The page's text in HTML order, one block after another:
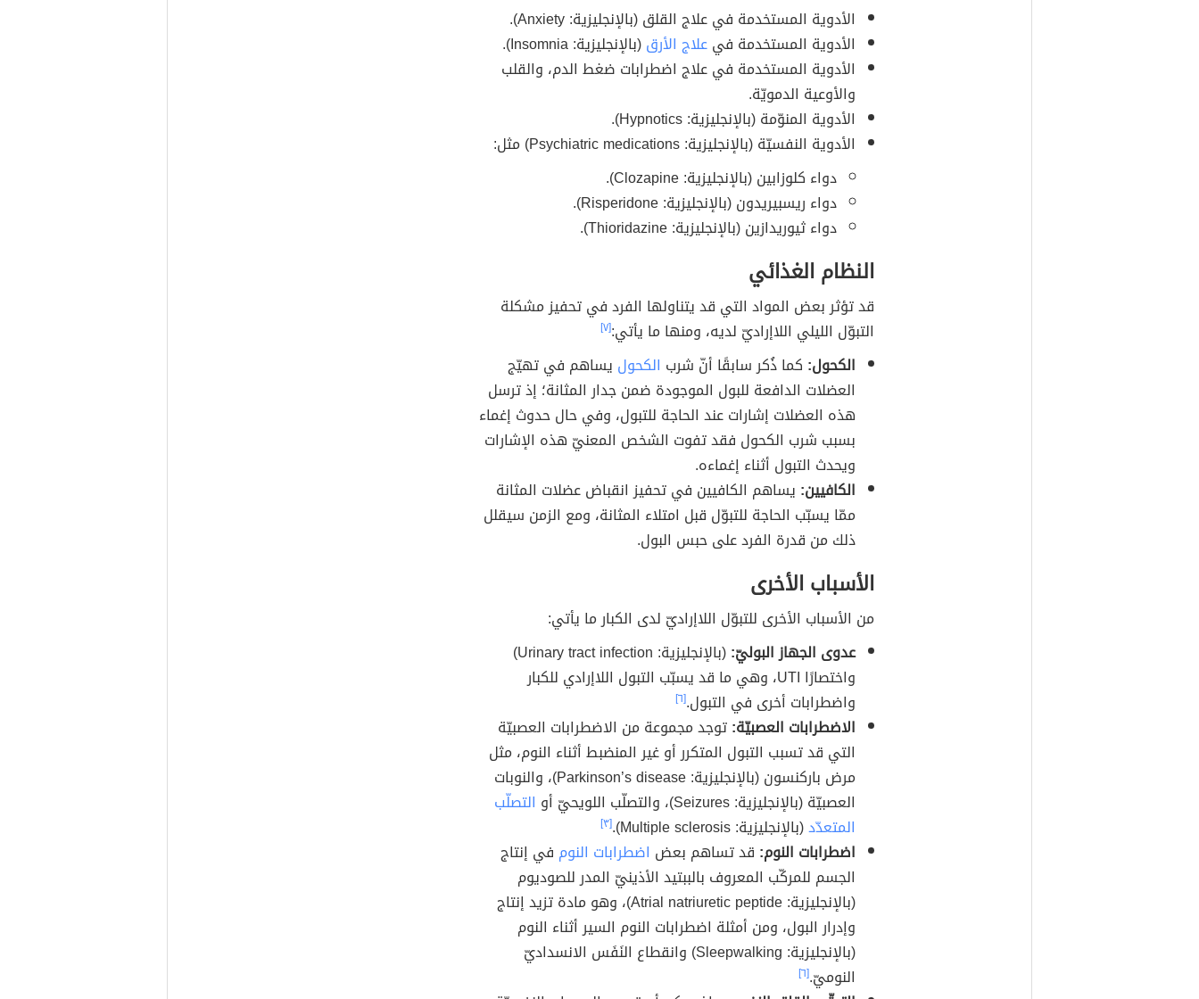
الأدوية المستخدمة في علاج القلق (بالإنجليزية: Anxiety).
الأدوية المستخدمة فيعلاج الأرق(بالإنجليزية: Insomnia).
الأدوية المستخدمة في علاج اضطرابات ضغط الدم، والقلب
والأوعية الدمويّة.
الأدوية المنوّمة (بالإنجليزية: Hypnotics).
الأدوية النفسيّة (بالإنجليزية: Psychiatric medications) مثل:
دواء كلوزابين (بالإنجليزية: Clozapine).
دواء ريسبيريدون (بالإنجليزية: Risperidone).
دواء ثيوريدازين (بالإنجليزية: Thioridazine).
النظام الغذائي
قد تؤثر بعض المواد التي قد يتناولها الفرد في تحفيز مشكلة
التبوّل الليلي اللاإراديّ لديه، ومنها ما يأتي:[٧]
الكحول: كما ذُكر سابقًا أنّ شرب الكحول يساهم في تهيّج
العضلات الدافعة للبول الموجودة ضمن جدار المثانة؛ إذ ترسل
هذه العضلات إشارات عند الحاجة للتبول، وفي حال حدوث إغماء
بسبب شرب الكحول فقد تفوت الشخص المعنيّ هذه الإشارات
ويحدث التبول أثناء إغماءه.
الكافيين: يساهم الكافيين في تحفيز انقباض عضلات المثانة
ممّا يسبّب الحاجة للتبوّل قبل امتلاء المثانة، ومع الزمن سيقلل
ذلك من قدرة الفرد على حبس البول.
الأسباب الأخرى
من الأسباب الأخرى للتبوّل اللاإراديّ لدى الكبار ما يأتي:
عدوى الجهاز البوليّ:
(بالإنجليزية: Urinary tract infection)
واختصارًا UTI، وهي ما قد يسبّب التبول اللاإرادي للكبار
واضطرابات أخرى في التبول.[٦]
الاضطرابات العصبيّة:توجد مجموعة من الاضطرابات العصبيّة
التي قد تسبب التبول المتكرر أو غير المنضبط أثناء النوم، مثل
مرض باركنسون (بالإنجليزية: Parkinson’s disease)، والنوبات
العصبيّة (بالإنجليزية: Seizures)، والتصلّب اللويحيّ أو
التصلّب
المتعدّد(بالإنجليزية: Multiple sclerosis). [٣]
اضطرابات النوم: قد تساهم بعض اضطرابات النوم في إنتاج
الجسم للمركّب المعروف بالببتيد الأذينيّ المدر للصوديوم
(بالإنجليزية: Atrial natriuretic peptide)، وهو مادة تزيد إنتاج
وإدرار البول، ومن أمثلة اضطرابات النوم السير أثناء النوم
(بالإنجليزية: Sleepwalking) وانقطاع النَفَس الانسداديّ
النوميّ.[٦]